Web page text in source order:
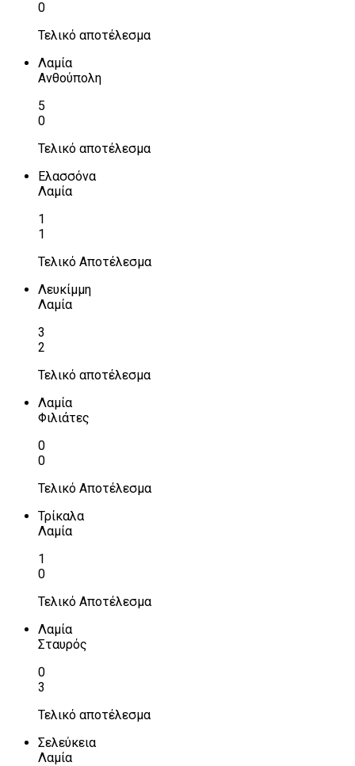
0
Τελικό αποτέλεσμα
Λαμία
Ανθούπολη
5
0
Τελικό αποτέλεσμα
Ελασσόνα
Λαμία
1
1
Τελικό Αποτέλεσμα
Λευκίμμη
Λαμία
3
2
Τελικό αποτέλεσμα
Λαμία
Φιλιάτες
0
0
Τελικό Αποτέλεσμα
Τρίκαλα
Λαμία
1
0
Τελικό Αποτέλεσμα
Λαμία
Σταυρός
0
3
Τελικό αποτέλεσμα
Σελεύκεια
Λαμία